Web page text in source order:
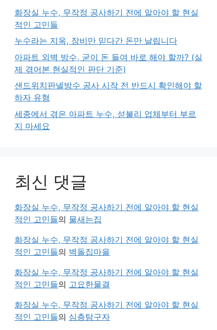
화장실 누수, 무작정 공사하기 전에 알아야 할 현실
적인 고민들
누수라는 지옥, 장비만 믿다간 돈만 날립니다
아파트 외벽 방수, 굳이 돈 들여 바로 해야 할까? (실
제 겪어본 현실적인 판단 기준)
샌드위치판넬방수 공사 시작 전 반드시 확인해야 할
하자 유형
세종에서 겪은 아파트 누수, 섣불리 업체부터 부르
지 마세요
최신 댓글
화장실 누수, 무작정 공사하기 전에 알아야 할 현실
적인 고민들의 물새는집
화장실 누수, 무작정 공사하기 전에 알아야 할 현실
적인 고민들의 벽돌집마을
화장실 누수, 무작정 공사하기 전에 알아야 할 현실
적인 고민들의 고요한물결
화장실 누수, 무작정 공사하기 전에 알아야 할 현실
적인 고민들의 심층탐구자